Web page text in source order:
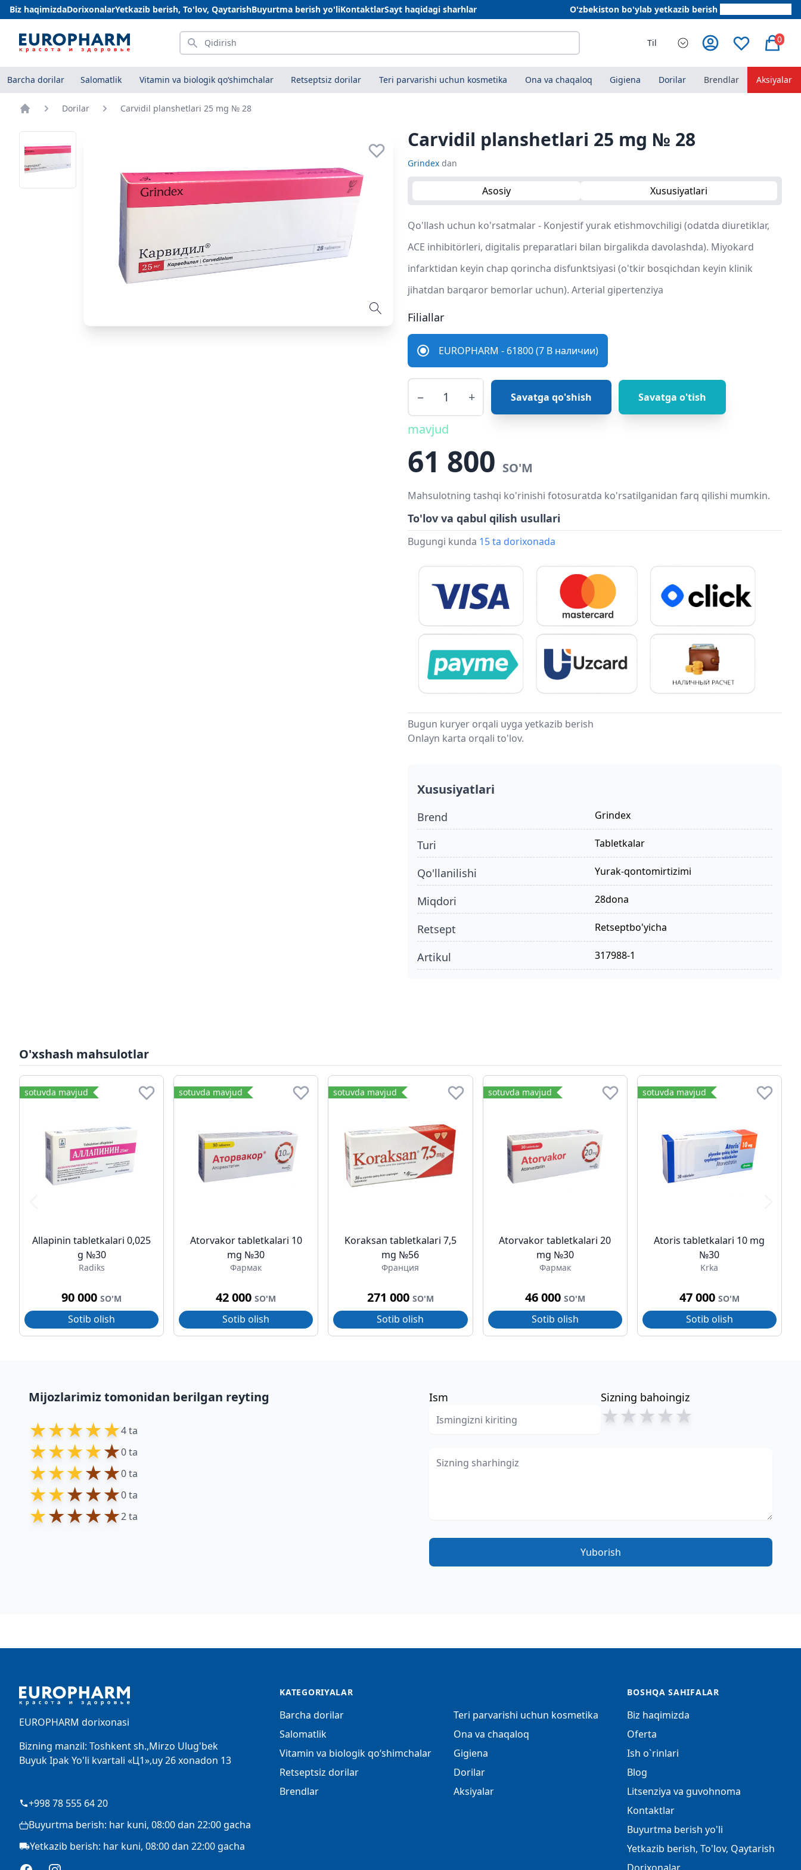
Biz haqimizdaDorixonalarYetkazib berish, To'lov, QaytarishBuyurtma berish yo'liKontaktlarSayt haqidagi sharhlar O'zbekiston bo'ylab yetkazib berish
Qidirish Til 0
Barcha dorilar Salomatlik Vitamin va biologik qo‘shimchalar Retseptsiz dorilar Teri parvarishi uchun kosmetika Ona va chaqaloq Gigiena Dorilar Brendlar Aksiyalar
Dorilar Carvidil planshetlari 25 mg № 28
Carvidil planshetlari 25 mg № 28
Grindex dan
Asosiy Xususiyatlari
Qo'llash uchun ko'rsatmalar - Konjestif yurak etishmovchiligi (odatda diuretiklar,
ACE inhibitörleri, digitalis preparatlari bilan birgalikda davolashda). Miyokard
infarktidan keyin chap qorincha disfunktsiyasi (o'tkir bosqichdan keyin klinik
jihatdan barqaror bemorlar uchun). Arterial gipertenziya
Filiallar
EUROPHARM - 61800 (7 В наличии)
− + Savatga qo'shish Savatga o'tish
mavjud
61 800 SO'M
Mahsulotning tashqi ko'rinishi fotosuratda ko'rsatilganidan farq qilishi mumkin.
To'lov va qabul qilish usullari
Bugungi kunda 15 ta dorixonada
Bugun kuryer orqali uyga yetkazib berish
Onlayn karta orqali to'lov.
Xususiyatlari
Brend Grindex
turi tabletkalar
qo'llanilishi yurak-qontomirtizimi
miqdori 28dona
retsept retseptbo'yicha
Artikul 317988-1
O'xshash mahsulotlar
sotuvda mavjud
Allapinin tabletkalari 0,025
g №30
Radiks
90 000SO'M
Sotib olish
sotuvda mavjud
Atorvakor tabletkalari 10
mg №30
Фармак
42 000SO'M
Sotib olish
sotuvda mavjud
Koraksan tabletkalari 7,5
mg №56
Франция
271 000 SO'M
Sotib olish
sotuvda mavjud
Atorvakor tabletkalari 20
mg №30
Фармак
46 000 SO'M
Sotib olish
sotuvda mavjud
Atoris tabletkalari 10 mg
№30
Krka
47 000 SO'M
Sotib olish
Mijozlarimiz tomonidan berilgan reyting
★★★★★4 ta
★★★★★0 ta
★★★★★0 ta
★★★★★0 ta
★★★★★2 ta
Ism Sizning bahoingiz
★★★★★
Yuborish
EUROPHARM dorixonasi
Bizning manzil: Toshkent sh.,Mirzo Ulug'bek
Buyuk Ipak Yo'li kvartali «Ц1»,uy 26 xonadon 13
+998 78 555 64 20
Buyurtma berish: har kuni, 08:00 dan 22:00 gacha
Yetkazib berish: har kuni, 08:00 dan 22:00 gacha
KATEGORIYALAR
Barcha dorilar
Salomatlik
Vitamin va biologik qo‘shimchalar
Retseptsiz dorilar
Brendlar
Teri parvarishi uchun kosmetika
Ona va chaqaloq
Gigiena
Dorilar
Aksiyalar
BOSHQA SAHIFALAR
Biz haqimizda
Oferta
Ish o`rinlari
Blog
Litsenziya va guvohnoma
Kontaktlar
Buyurtma berish yo'li
Yetkazib berish, To'lov, Qaytarish